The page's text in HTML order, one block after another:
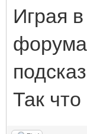
Играя
Так